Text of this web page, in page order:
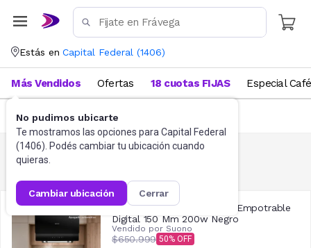
Estás en Capital Federal (1406)
No pudimos ubicarte
Te mostramos las opciones para Capital Federal
(1406). Podés cambiar tu ubicación cuando
quieras.
cambiar ubicación cerrar
Más Vendidos Ofertas 18 cuotas FIJAS Especial Café
Campana Extractor Suono Empotrable
Digital 150 Mm 200w Negro
Vendido por Suono
$650.999 50